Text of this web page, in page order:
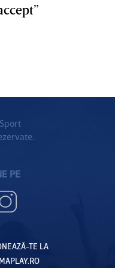
PE
TE LA